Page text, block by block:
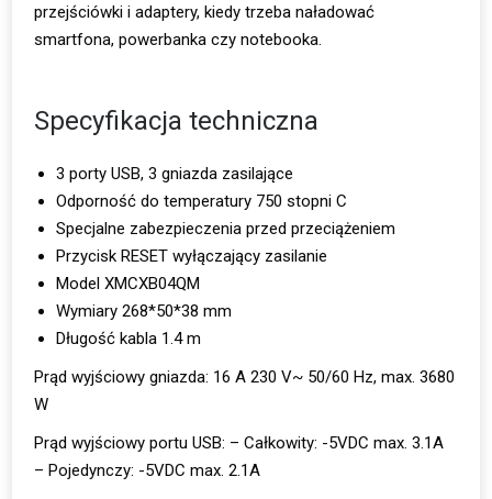
przejściówki i adaptery, kiedy trzeba naładować
smartfona, powerbanka czy notebooka.
Specyfikacja techniczna
3 porty USB, 3 gniazda zasilające
Odporność do temperatury 750 stopni C
Specjalne zabezpieczenia przed przeciążeniem
Przycisk RESET wyłączający zasilanie
Model XMCXB04QM
Wymiary 268*50*38 mm
Długość kabla 1.4 m
Prąd wyjściowy gniazda: 16 A 230 V~ 50/60 Hz, max. 3680
W
Prąd wyjściowy portu USB: – Całkowity: -5VDC max. 3.1A
– Pojedynczy: -5VDC max. 2.1A